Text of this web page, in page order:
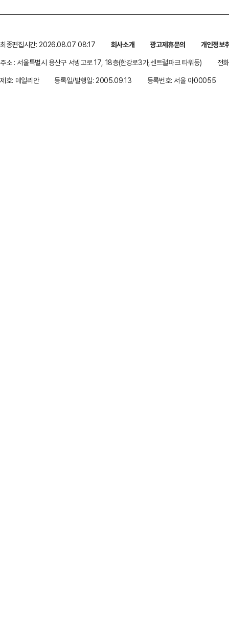
최종편집시간: 2026.08.07 08:17 회사소개 광고제휴문의
개인정보
주소 : 서울특별시 용산구 서빙고로 17, 18층(한강로3가,센트럴파크 타워동)
전
제호: 데일리안
등록일/발행일: 2005.09.13 등록번호: 서울 아00055